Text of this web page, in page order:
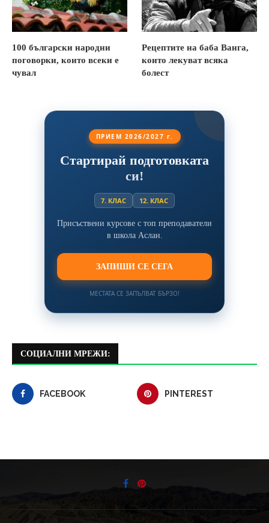
100 български народни
поговорки, които всеки е
чувал
Рецептите на баба Ванга,
които лекуват всяка
болест
ПРИЕМ 2026/2027 г.
Стартирай подготовката
си!
7. КЛАС 12. КЛАС
Присъствени курсове с топ преподаватели
в школа Аслан.
ЗАПИШИ СЕ СЕГА
МЕСТАТА СЕ ЗАПЪЛВАТ БЪРЗО!
СОЦИАЛНИ МРЕЖИ:
FACEBOOK PINTEREST